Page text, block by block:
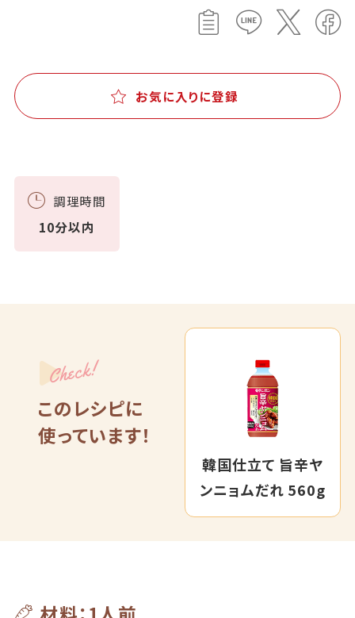
お気に入りに登録
調理時間
10分以内
Check!
このレシピに
使っています！
韓国仕立て 旨辛ヤ
ンニョムだれ 560g